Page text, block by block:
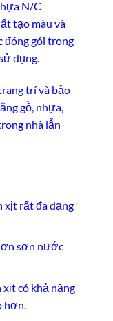
N/C
tạo màu và
đóng gói trong
dụng.
trí và bảo
gỗ, nhựa,
nhà lẫn
xịt rất đa dạng
sơn nước
xịt có khả năng
hơn.